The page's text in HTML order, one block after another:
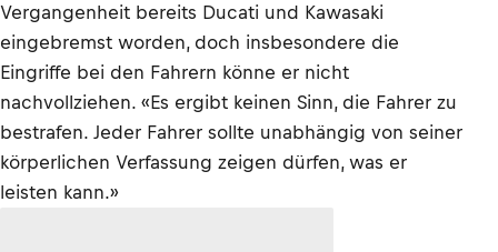
Vergangenheit bereits Ducati und Kawasaki
eingebremst worden, doch insbesondere die
Eingriffe bei den Fahrern könne er nicht
nachvollziehen. «Es ergibt keinen Sinn, die Fahrer zu
bestrafen. Jeder Fahrer sollte unabhängig von seiner
körperlichen Verfassung zeigen dürfen, was er
leisten kann.»